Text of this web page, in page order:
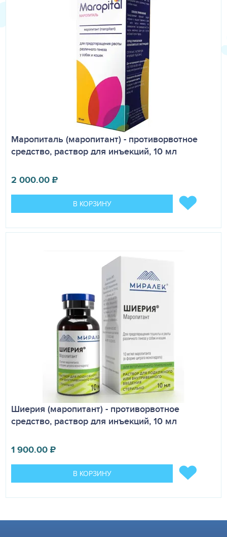
Маропиталь (маропитант) - противорвотное
средство, раствор для инъекций, 10 мл
2 000.00₽
В КОРЗИНУ
Шиерия (маропитант) - противорвотное
средство, раствор для инъекций, 10 мл
1 900.00₽
В КОРЗИНУ